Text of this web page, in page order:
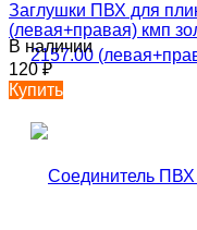
Заглушки ПВХ для
(левая+правая) кмп
В наличии
120₽
Купить